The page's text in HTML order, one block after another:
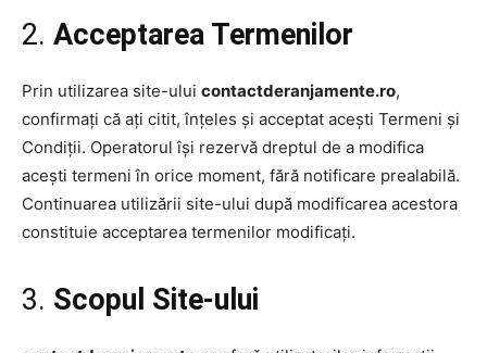
2. Acceptarea Termenilor
Prin utilizarea site-ului contactderanjamente.ro,
confirmați că ați citit, înțeles și acceptat acești Termeni și
Condiții. Operatorul își rezervă dreptul de a modifica
acești termeni în orice moment, fără notificare prealabilă.
Continuarea utilizării site-ului după modificarea acestora
constituie acceptarea termenilor modificați.
3. Scopul Site-ului